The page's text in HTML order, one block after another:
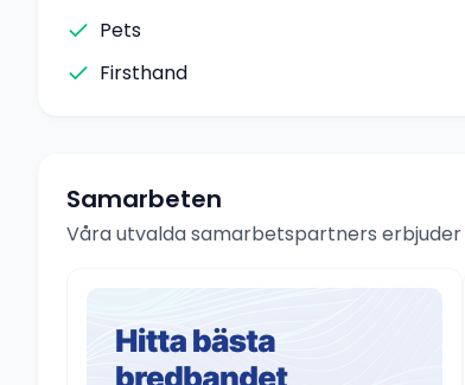
Pets
Firsthand
Samarbeten
Våra utvalda samarbetspartners